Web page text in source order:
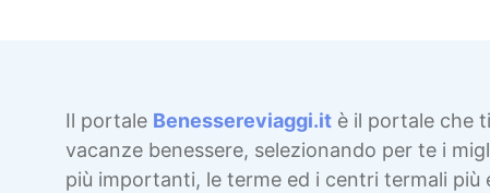
Il portale Benessereviaggi.it è il portale che
vacanze benessere, selezionando per te i
più importanti, le terme ed i centri termali più